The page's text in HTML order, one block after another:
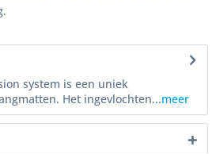
system is een uniek
Het ingevlochten...meer